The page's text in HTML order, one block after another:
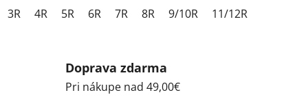
3R 4R 5R 6R 7R 8R 9/10R 11/12R
Doprava zdarma
Pri nákupe nad 49,00€